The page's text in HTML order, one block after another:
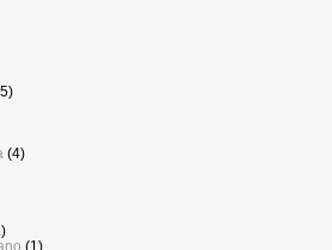
(4)
(1)